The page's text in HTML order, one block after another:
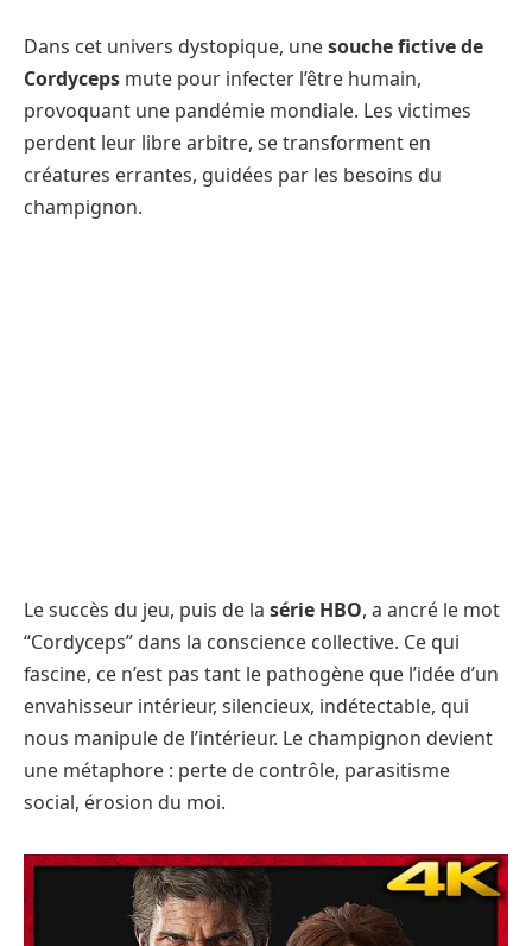
Dans cet univers dystopique, unesouche fictive de
Cordyceps mute pour infecter l’être humain,
provoquant une pandémie mondiale. Les victimes
perdent leur libre arbitre, se transforment en
créatures errantes, guidées par les besoins du
champignon.
Le succès du jeu, puis de la série HBO, a ancré le mot
“Cordyceps” dans la conscience collective. Ce qui
fascine, ce n’est pas tant le pathogène que l’idée d’un
envahisseur intérieur, silencieux, indétectable, qui
nous manipule de l’intérieur. Le champignon devient
une métaphore : perte de contrôle, parasitisme
social, érosion du moi.